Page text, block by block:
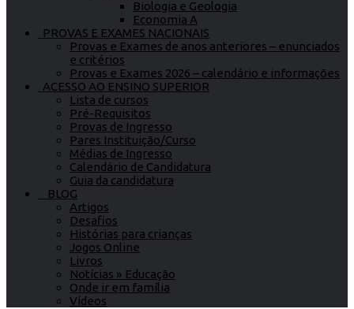
Biologia e Geologia
Economia A
PROVAS E EXAMES NACIONAIS
Provas e Exames de anos anteriores – enunciados
e critérios
Provas e Exames 2026 – calendário e informações
ACESSO AO ENSINO SUPERIOR
Lista de cursos
Pré-Requisitos
Provas de Ingresso
Pares Instituição/Curso
Médias de Ingresso
Calendário de Candidatura
Guia da candidatura
BLOG
Artigos
Desafios
Histórias para crianças
Jogos Online
Livros
Notícias » Educação
Onde ir em família
Vídeos